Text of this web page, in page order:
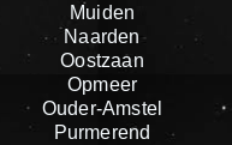
Muiden
Naarden
Oostzaan
Opmeer
Ouder-Amstel
Purmerend